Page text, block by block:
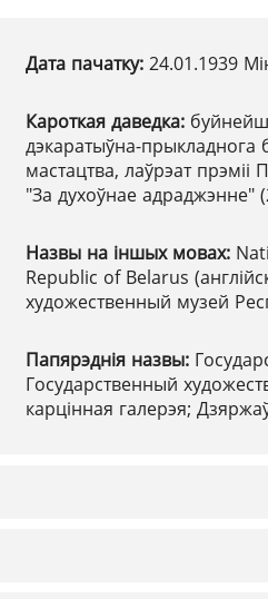
Дата пачатку: 24.01.1939
Кароткая даведка:
дэкаратыўна-прыкладнога
мастацтва, лаўрэат прэміі
"За духоўнае адраджэнне"
Назвы на іншых мовах:
Republic of Belarus
художественный музей
Папярэднія назвы:
Государственный
карцінная галерэя;